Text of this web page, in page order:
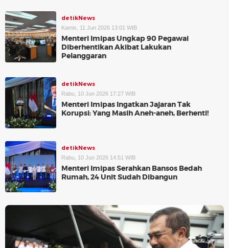
detikNews
Kamis, 11 Jun 2026 13:01 WIB
Menteri Imipas Ungkap 90 Pegawai
Diberhentikan Akibat Lakukan
Pelanggaran
detikNews
Rabu, 10 Jun 2026 17:27 WIB
Menteri Imipas Ingatkan Jajaran Tak
Korupsi: Yang Masih Aneh-aneh, Berhenti!
detikNews
Rabu, 10 Jun 2026 14:51 WIB
Menteri Imipas Serahkan Bansos Bedah
Rumah, 24 Unit Sudah Dibangun